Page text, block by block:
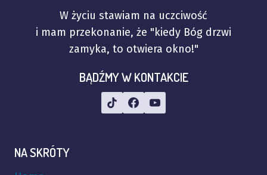
W życiu stawiam na uczciwość
i mam przekonanie, że "kiedy Bóg drzwi
zamyka, to otwiera okno!"
BĄDŹMY W KONTAKCIE
NA SKRÓTY